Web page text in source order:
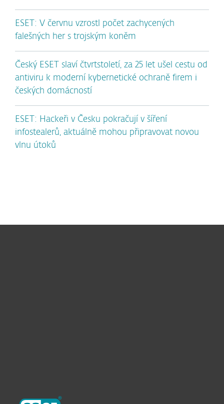
ESET: V červnu vzrostl počet zachycených
falešných her s trojským koněm
Český ESET slaví čtvrtstoletí, za 25 let ušel cestu od
antiviru k moderní kybernetické ochraně firem i
českých domácností
ESET: Hackeři v Česku pokračují v šíření
infostealerů, aktuálně mohou připravovat novou
vlnu útoků